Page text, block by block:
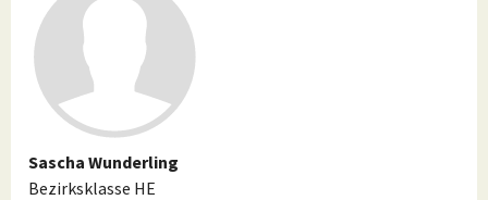
Sascha Wunderling
Bezirksklasse HE